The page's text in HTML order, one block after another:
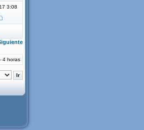
3:08
4 horas